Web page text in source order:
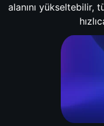
alanını yükseltebilir,